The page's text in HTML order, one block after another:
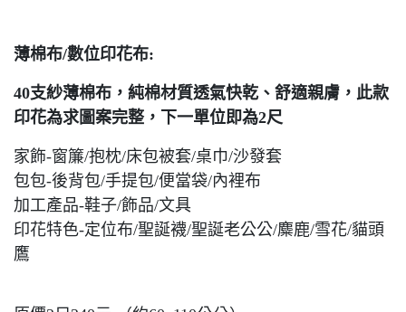
薄棉布/數位印花布:
40支紗薄棉布，純棉材質透氣快乾、舒適親膚，此款
印花為求圖案完整，下一單位即為2尺
家飾-窗簾/抱枕/床包被套/桌巾/沙發套
包包-後背包/手提包/便當袋/內裡布
加工產品-鞋子/飾品/文具
印花特色-定位布/聖誕襪/聖誕老公公/麋鹿/雪花/貓頭
鷹